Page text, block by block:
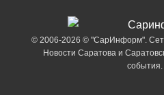
© 2006-2026 © "СарИнформ".
Новости Саратова и
события.